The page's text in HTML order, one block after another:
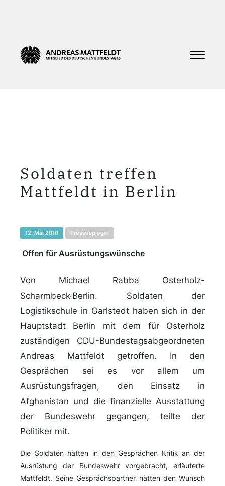
Soldaten treffen
Mattfeldt in Berlin
12. Mai 2010 Pressespiegel
Offen für Ausrüstungswünsche
Von Michael Rabba Osterholz-
Scharmbeck·Berlin. Soldaten der
Logistikschule in Garlstedt haben sich in der
Hauptstadt Berlin mit dem für Osterholz
zuständigen CDU-Bundestagsabgeordneten
Andreas Mattfeldt getroffen. In den
Gesprächen sei es vor allem um
Ausrüstungsfragen, den Einsatz in
Afghanistan und die finanzielle Ausstattung
der Bundeswehr gegangen, teilte der
Politiker mit.
Die Soldaten hätten in den Gesprächen Kritik an der
Ausrüstung der Bundeswehr vorgebracht, erläuterte
Mattfeldt. Seine Gesprächspartner hätten den Wunsch